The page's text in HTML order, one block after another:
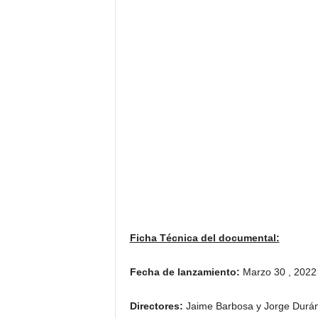
Ficha Técnica del documental:
Fecha de lanzamiento: Marzo 30 , 2022
Directores: Jaime Barbosa y Jorge